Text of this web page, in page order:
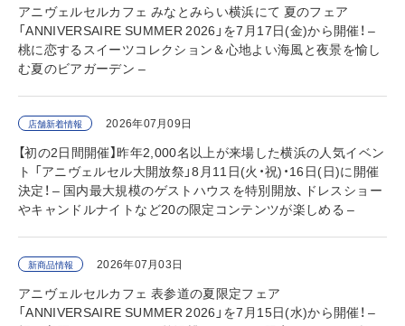
アニヴェルセルカフェ みなとみらい横浜にて 夏のフェア
「ANNIVERSAIRE SUMMER 2026」を7月17日(金)から開催！ –
桃に恋するスイーツコレクション＆心地よい海風と夜景を愉し
む夏のビアガーデン –
店舗新着情報 2026年07月09日
【初の2日間開催】昨年2,000名以上が来場した横浜の人気イベン
ト 「アニヴェルセル大開放祭」8月11日(火・祝)・16日(日)に開催
決定！ – 国内最大規模のゲストハウスを特別開放、ドレスショー
やキャンドルナイトなど20の限定コンテンツが楽しめる –
新商品情報 2026年07月03日
アニヴェルセルカフェ 表参道の夏限定フェア
「ANNIVERSAIRE SUMMER 2026」を7月15日(水)から開催！ –